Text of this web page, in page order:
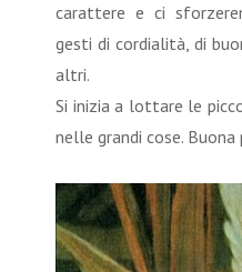
carattere e ci
gesti di cordialità, di
altri.
Si inizia a lottare le
nelle grandi cose.